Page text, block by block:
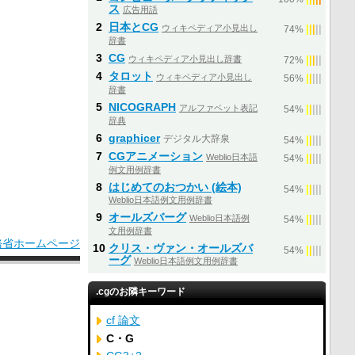
省ホームページ
ス 広告用語
2 日本とCG ウィキペディア小見出し
辞書
74%
3 CG ウィキペディア小見出し辞書 72%
4 タロット ウィキペディア小見出し
辞書
56%
5 NICOGRAPH アルファベット表記
辞典
54%
6 graphicer デジタル大辞泉 54%
7 CGアニメーション Weblio日本語
例文用例辞書
54%
8 はじめてのおつかい (絵本)
Weblio日本語例文用例辞書
54%
9 オールズバーグ Weblio日本語例
文用例辞書
54%
10 クリス・ヴァン・オールズバ
ーグ Weblio日本語例文用例辞書
54%
.cgのお隣キーワード
cf 論文
C・G